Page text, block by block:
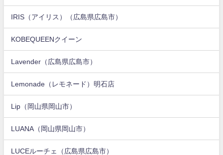
IRIS（アイリス）（広島県広島市）
KOBEQUEENクイーン
Lavender（広島県広島市）
Lemonade（レモネード）明石店
Lip（岡山県岡山市）
LUANA（岡山県岡山市）
LUCEルーチェ（広島県広島市）